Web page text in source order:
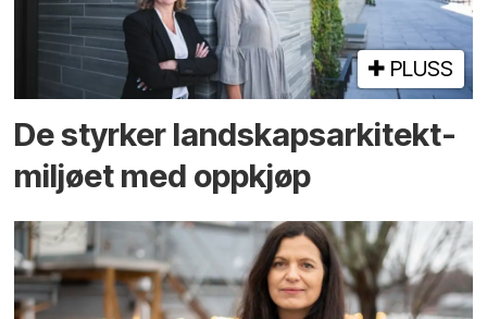
PLUSS
De styrker landskaps­arkitekt­
miljøet med oppkjøp